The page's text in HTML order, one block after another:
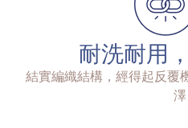
耐洗耐用
結實編織結構，經得起反覆
澤